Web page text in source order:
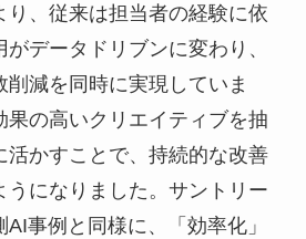
り、従来は担当者の経験に依
データドリブンに変わり、
削減を同時に実現していま
果の高いクリエイティブを抽
活かすことで、持続的な改善
うになりました。サントリー
事例と同様に、「効率化」